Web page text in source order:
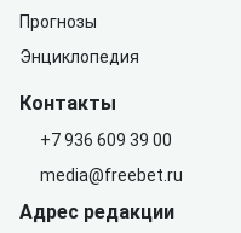
Прогнозы
Энциклопедия
Контакты
+7 936 609 39 00
media@freebet.ru
Адрес редакции